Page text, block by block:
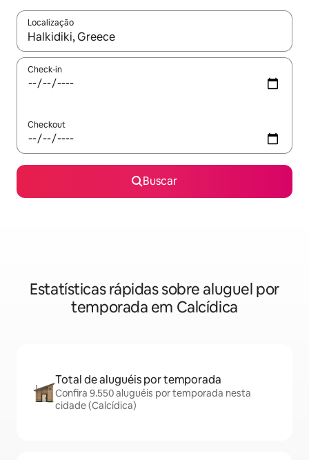
Localização
Quando os resultados estiverem disponíveis, explore-os
Check-in
Checkout
Buscar
Estatísticas rápidas sobre aluguel por
temporada em Calcídica
Total de aluguéis por temporada
Confira 9.550 aluguéis por temporada nesta
cidade (Calcídica)